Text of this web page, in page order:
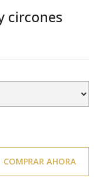
circones
COMPRAR AHORA